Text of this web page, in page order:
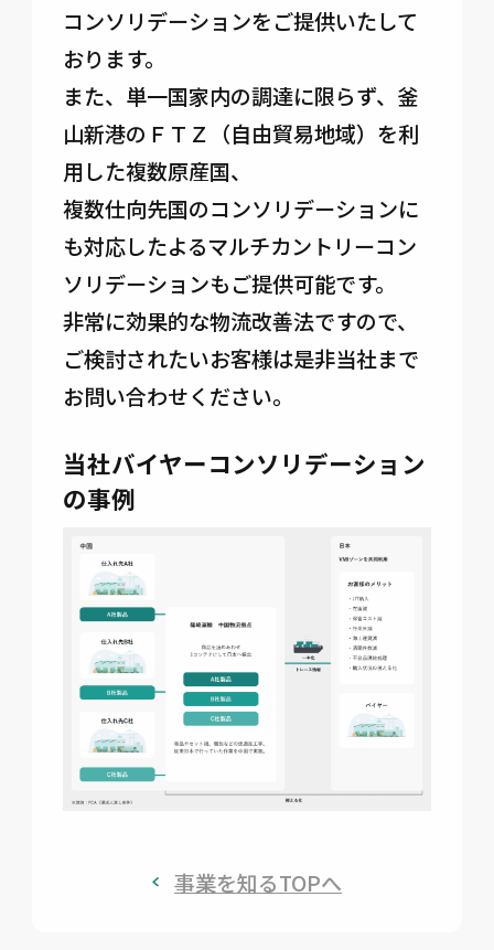
コンソリデーションをご提供いたして
おります。
また、単一国家内の調達に限らず、釜
山新港のＦＴＺ（自由貿易地域）を利
用した複数原産国、
複数仕向先国のコンソリデーションに
も対応したよるマルチカントリーコン
ソリデーションもご提供可能です。
非常に効果的な物流改善法ですので、
ご検討されたいお客様は是非当社まで
お問い合わせください。
当社バイヤーコンソリデーション
の事例
事業を知るTOPへ